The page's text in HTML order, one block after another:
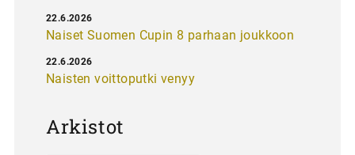
Naiset Suomen Cupin 8 parhaan joukkoon
22.6.2026
Naisten voittoputki venyy
22.6.2026
Arkistot